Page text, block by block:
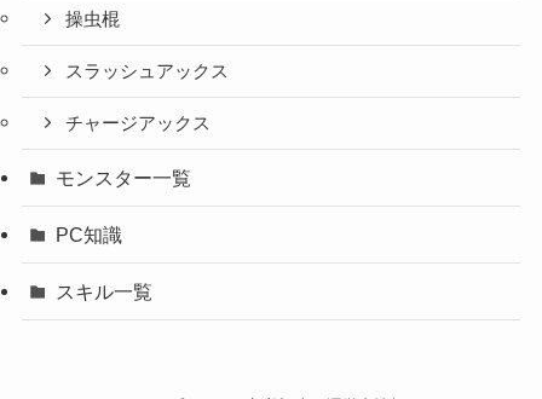
操虫棍
スラッシュアックス
チャージアックス
モンスター一覧
PC知識
スキル一覧